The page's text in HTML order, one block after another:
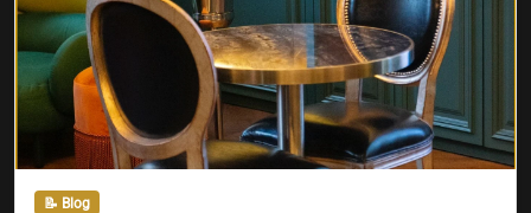
📝 Blog